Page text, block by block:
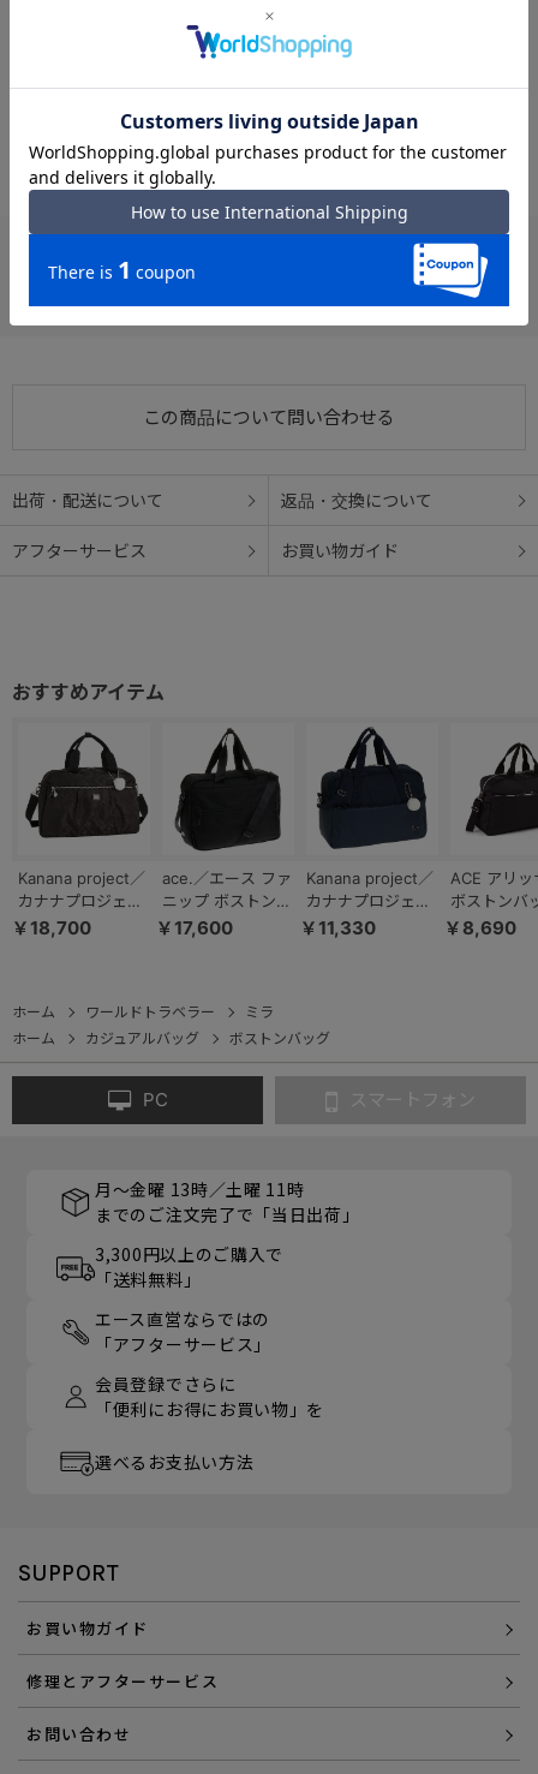
この商品について問い合わせる
出荷・配送について 返品・交換について
アフターサービス お買い物ガイド
#ボストンバッグ フロントポケット
#ボストンバッグ セットアップ機能 #2WAY 手持ち
#2WAY フロントポケット #ボストンバッグ 内装ポケット
#ボストンバッグ 手持ち #2WAY 内装ポケット
#使いやすい フロントポケット
Kanana project／
カナナプロジェク
ト VYG マリティ
￥18,700
ace.／エース ファ
ニップ ボストンバ
ッグ Mサイズ
￥17,600
Kanana project／
カナナプロジェク
ト ストロール ボ
￥11,330
ACE アリッ
ボストンバ
17695
￥8,690
ホーム ワールドトラベラー
ミラ
ホーム
カジュアルバッグ ボストンバッグ
PC スマートフォン
月～金曜 13時／土曜 11時
までのご注文完了で「当日出荷」
3,300円以上のご購入で
「送料無料」
エース直営ならではの
「アフターサービス」
会員登録でさらに
「便利にお得にお買い物」を
選べるお支払い方法
SUPPORT
お買い物ガイド
修理とアフターサービス
お問い合わせ